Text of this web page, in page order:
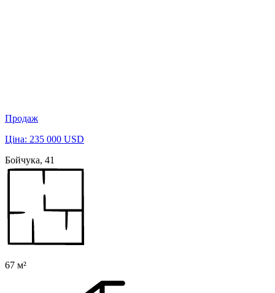
Продаж
Ціна: 235 000 USD
Бойчука, 41
67 м²